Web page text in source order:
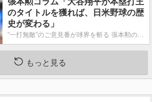
のタイトルを獲れば、日米野球の歴
史が変わる」
“一打無敵”のご意見番が球界を斬る 張本勲の喝!!
もっと見る